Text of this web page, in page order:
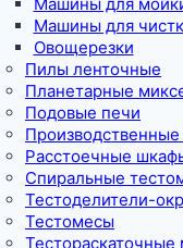
Машины для
Овощерезки
Пилы ленточные
Планетарные
Подовые печи
Расстоечные
Спиральные
Тестоделители-
Тестомесы